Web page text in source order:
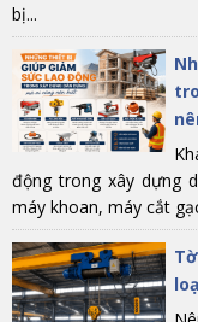
bị...
động trong xây dựng
máy khoan, máy cắt